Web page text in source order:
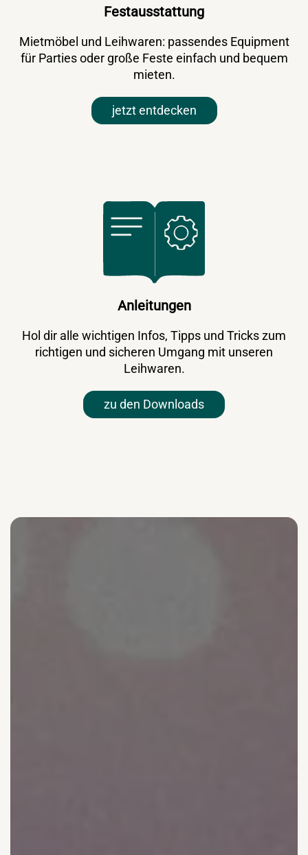
Festausstattung
Mietmöbel und Leihwaren: passendes Equipment
für Parties oder große Feste einfach und bequem
mieten.
jetzt entdecken
Anleitungen
Hol dir alle wichtigen Infos, Tipps und Tricks zum
richtigen und sicheren Umgang mit unseren
Leihwaren.
zu den Downloads